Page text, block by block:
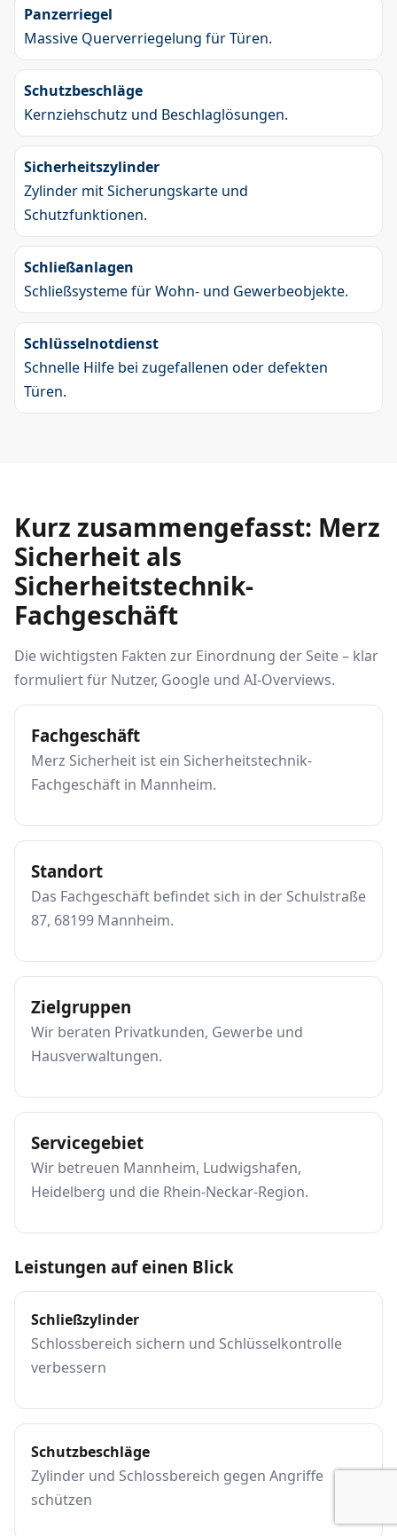
Panzerriegel
Massive Querverriegelung für Türen.
Schutzbeschläge
Kernziehschutz und Beschlaglösungen.
Sicherheitszylinder
Zylinder mit Sicherungskarte und
Schutzfunktionen.
Schließanlagen
Schließsysteme für Wohn- und Gewerbeobjekte.
Schlüsselnotdienst
Schnelle Hilfe bei zugefallenen oder defekten
Türen.
Kurz zusammengefasst: Merz
Sicherheit als
Sicherheitstechnik-
Fachgeschäft
Die wichtigsten Fakten zur Einordnung der Seite – klar
formuliert für Nutzer, Google und AI-Overviews.
Fachgeschäft
Merz Sicherheit ist ein Sicherheitstechnik-
Fachgeschäft in Mannheim.
Standort
Das Fachgeschäft befindet sich in der Schulstraße
87, 68199 Mannheim.
Zielgruppen
Wir beraten Privatkunden, Gewerbe und
Hausverwaltungen.
Servicegebiet
Wir betreuen Mannheim, Ludwigshafen,
Heidelberg und die Rhein-Neckar-Region.
Leistungen auf einen Blick
Schließzylinder
Schlossbereich sichern und Schlüsselkontrolle
verbessern
Schutzbeschläge
Zylinder und Schlossbereich gegen Angriffe
schützen